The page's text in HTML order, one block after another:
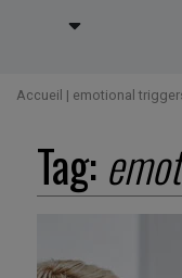
Accueil | emotional
Tag: